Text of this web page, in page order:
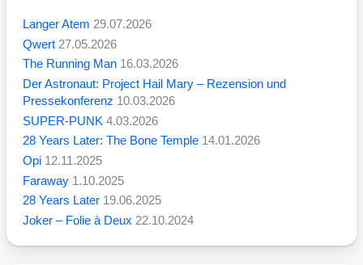
Langer Atem 29.07.2026
Qwert 27.05.2026
The Running Man 16.03.2026
Der Astronaut: Project Hail Mary – Rezension und
Pressekonferenz 10.03.2026
SUPER-PUNK 4.03.2026
28 Years Later: The Bone Temple 14.01.2026
Opi 12.11.2025
Faraway 1.10.2025
28 Years Later 19.06.2025
Joker – Folie à Deux 22.10.2024